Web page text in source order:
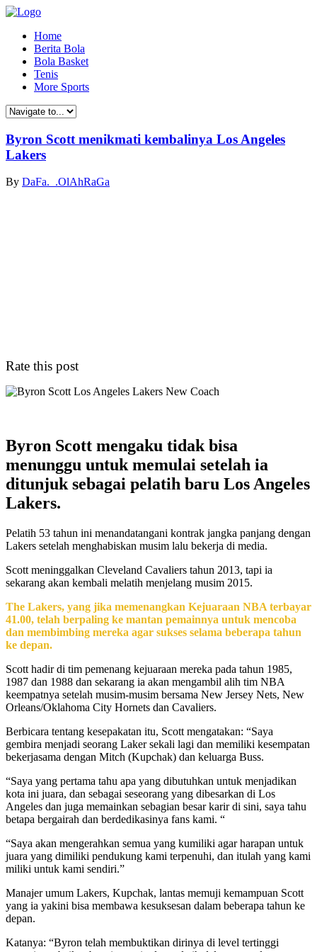
Home
Berita Bola
Bola Basket
Tenis
More Sports
Byron Scott menikmati kembalinya Los Angeles
Lakers
By DaFa._.OlAhRaGa
Rate this post
Byron Scott mengaku tidak bisa
menunggu untuk memulai setelah ia
ditunjuk sebagai pelatih baru Los Angeles
Lakers.
Pelatih 53 tahun ini menandatangani kontrak jangka panjang dengan
Lakers setelah menghabiskan musim lalu bekerja di media.
Scott meninggalkan Cleveland Cavaliers tahun 2013, tapi ia
sekarang akan kembali melatih menjelang musim 2015.
The Lakers, yang jika memenangkan Kejuaraan NBA terbayar
41.00, telah berpaling ke mantan pemainnya untuk mencoba
dan membimbing mereka agar sukses selama beberapa tahun
ke depan.
Scott hadir di tim pemenang kejuaraan mereka pada tahun 1985,
1987 dan 1988 dan sekarang ia akan mengambil alih tim NBA
keempatnya setelah musim-musim bersama New Jersey Nets, New
Orleans/Oklahoma City Hornets dan Cavaliers.
Berbicara tentang kesepakatan itu, Scott mengatakan: “Saya
gembira menjadi seorang Laker sekali lagi dan memiliki kesempatan
bekerjasama dengan Mitch (Kupchak) dan keluarga Buss.
“Saya yang pertama tahu apa yang dibutuhkan untuk menjadikan
kota ini juara, dan sebagai seseorang yang dibesarkan di Los
Angeles dan juga memainkan sebagian besar karir di sini, saya tahu
betapa bergairah dan berdedikasinya fans kami. “
“Saya akan mengerahkan semua yang kumiliki agar harapan untuk
juara yang dimiliki pendukung kami terpenuhi, dan itulah yang kami
miliki untuk kami sendiri.”
Manajer umum Lakers, Kupchak, lantas memuji kemampuan Scott
yang ia yakini bisa membawa kesuksesan dalam beberapa tahun ke
depan.
Katanya: “Byron telah membuktikan dirinya di level tertinggi